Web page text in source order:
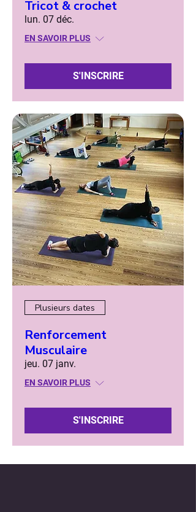
Tricot & crochet
lun. 07 déc.
EN SAVOIR PLUS
S'INSCRIRE
Plusieurs dates
Renforcement
Musculaire
jeu. 07 janv.
EN SAVOIR PLUS
S'INSCRIRE